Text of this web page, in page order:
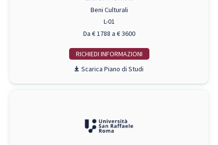
Beni Culturali
L-01
Da € 1788 a € 3600
RICHIEDI INFO
Piano di Studi